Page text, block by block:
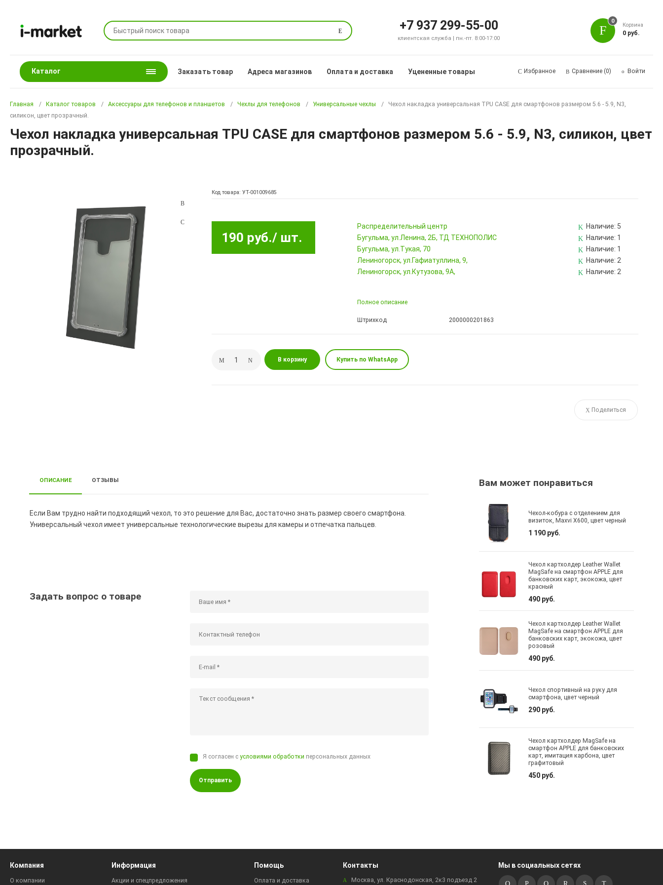
Поиск +7 937 299-55-00
клиентская служба | пн.-пт. 8:00-17:00
0
Корзина
0 руб.
Каталог Заказать товар Адреса магазинов Оплата и доставка Уцененные товары Избранное Сравнение (0) Войти
Главная Каталог товаров Аксессуары для телефонов и планшетов Чехлы для телефонов Универсальные чехлы
Чехол накладка универсальная TPU CASE для смартфонов размером 5.6 - 5.9, N3,
силикон, цвет прозрачный.
Чехол накладка универсальная TPU CASE для смартфонов размером 5.6 - 5.9, N3, силикон, цвет
прозрачный.
Код товара: УТ-001009685
190 руб./ шт.
Pаспределительный центр Наличие: 5
Бугульма, ул.Ленина, 2Б, ТД ТЕХНОПОЛИС
Наличие: 1
Бугульма, ул.Тукая, 70
Наличие: 1
Лениногорск, ул.Гафиатуллина, 9,
Наличие: 2
Лениногорск, ул.Кутузова, 9А,
Наличие: 2
Полное описание
Штрихкод 2000000201863
В корзину Купить по WhatsApp
Поделиться
ОПИСАНИЕ ОТЗЫВЫ
Если Вам трудно найти подходящий чехол, то это решение для Вас, достаточно знать размер своего смартфона.
Универсальный чехол имеет универсальные технологические вырезы для камеры и отпечатка пальцев.
Задать вопрос о товаре
Я согласен сусловиями обработки персональных данных
Отправить
Вам может понравиться
Чехол-кобура с отделением для
визиток, Maxvi X600, цвет черный
1 190 руб.
Чехол картхолдер Leather Wallet
MagSafe на смартфон APPLE для
банковских карт, экокожа, цвет
красный
490 руб.
Чехол картхолдер Leather Wallet
MagSafe на смартфон APPLE для
банковских карт, экокожа, цвет
розовый
490 руб.
Чехол спортивный на руку для
смартфона, цвет черный
290 руб.
Чехол картхолдер MagSafe на
смартфон APPLE для банковских
карт, имитация карбона, цвет
графитовый
450 руб.
Компания
О компании
Информация
Акции и спецпредложения
Помощь
Оплата и доставка
Контакты
Москва, ул. Краснодонская, 2к3 подъезд 2
Мы в социальных сетях